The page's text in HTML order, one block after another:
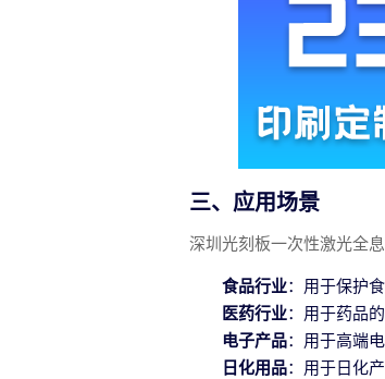
三、应用场景
深圳光刻板一次性激光全
食品行业：用于保护
医药行业：用于药品
电子产品：用于高端
日化用品：用于日化